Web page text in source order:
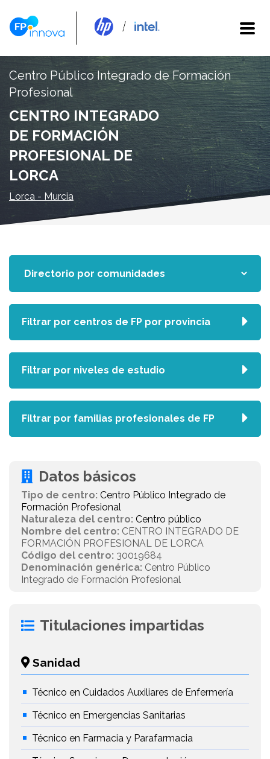
Centro Público Integrado de Formación
Profesional
CENTRO INTEGRADO
DE FORMACIÓN
PROFESIONAL DE
LORCA
Lorca - Murcia
Datos básicos
Tipo de centro: Centro Público Integrado de
Formación Profesional
Naturaleza del centro: Centro público
Nombre del centro: CENTRO INTEGRADO DE
FORMACIÓN PROFESIONAL DE LORCA
Código del centro: 30019684
Denominación genérica: Centro Público
Integrado de Formación Profesional
Titulaciones impartidas
Sanidad
Técnico en Cuidados Auxiliares de Enfermería
Técnico en Emergencias Sanitarias
Técnico en Farmacia y Parafarmacia
Filtrar por centros de FP por provincia
Filtrar por niveles de estudio
Filtrar por familias profesionales de FP